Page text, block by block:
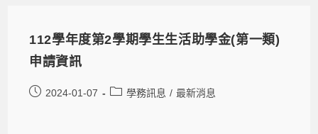
112學年度第2學期學生生活助學金(第一類)
申請資訊
2024-01-07 學務訊息 / 最新消息